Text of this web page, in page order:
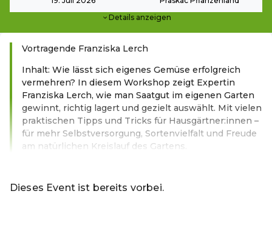
Details anzeigen
Vortragende Franziska Lerch
Inhalt: Wie lässt sich eigenes Gemüse erfolgreich
vermehren? In diesem Workshop zeigt Expertin
Franziska Lerch, wie man Saatgut im eigenen Garten
gewinnt, richtig lagert und gezielt auswählt. Mit vielen
praktischen Tipps und Tricks für Hausgärtner:innen –
für mehr Selbstversorgung, Sortenvielfalt und Freude
am natürlichen Kreislauf des Gartens.
Dieses Event ist bereits vorbei.